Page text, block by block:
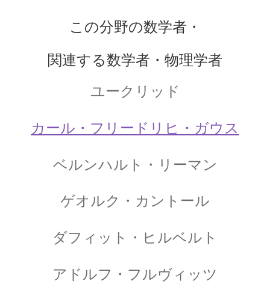
ハーディ、リトルウッド、ディラック、オッペ
ゲオルク・レティクス_
ゲッチンゲン大学関連の物理学者
【レクティスと地動説を推進して世界観を転
この分野の数学者・
関連する数学者・物理学者
ユークリッド
カール・フリードリヒ・ガウス
ベルンハルト・リーマン
ゲオルク・カントール
ダフィット・ヒルベルト
アドルフ・フルヴィッツ